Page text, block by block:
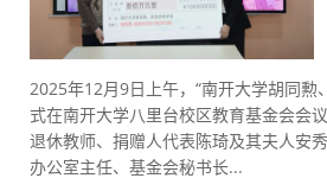
2025年12月9日上午，“南开大学胡同勲
式在南开大学八里台校区教育基金会会
退休教师、捐赠人代表陈琦及其夫人安
办公室主任、基金会秘书长...